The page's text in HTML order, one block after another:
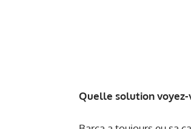
Quelle solution voyez-